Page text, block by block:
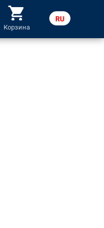
shopping_cart
Корзина
RU